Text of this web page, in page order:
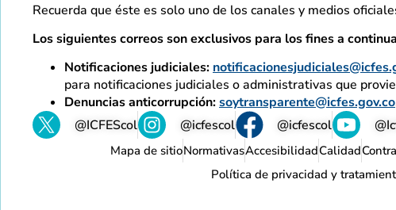
Recuerda que éste es solo uno de los canales y medios
Los siguientes correos son exclusivos para los fines a
Notificaciones judiciales:
para notificaciones judiciales o administrativas que
Denuncias anticorrupción:soytransparente@icfes.gov.co
@ICFEScol
@icfescol @icfescol
Mapa de sitioNormativasAccesibilidadCalidad
Política de privacidad y